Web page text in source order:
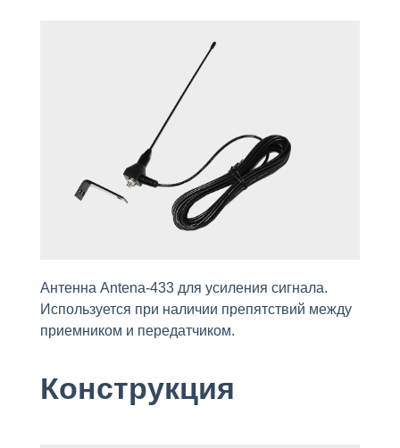
Антенна Antena-433 для усиления сигнала.
Используется при наличии препятствий между
приемником и передатчиком.
Конструкция